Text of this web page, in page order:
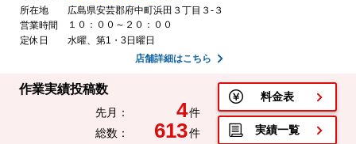
所在地
広島県安芸郡府中町浜田３丁目３-３
営業時間
１０：００～２０：００
定休日
水曜、第1・3日曜日
店舗詳細はこちら
作業実績投稿数
先月： 4件
総数：
613件
料金表
実績一覧